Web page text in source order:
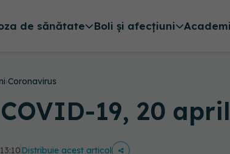
de sănătate Boli și afecțiuni
›Coronavirus
19, 20
Distribuie acest articol